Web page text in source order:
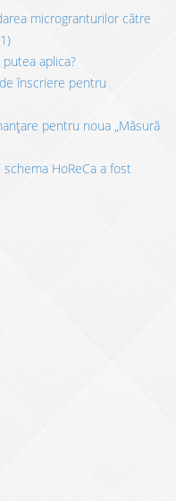
microgranturilor către
aplica?
înscriere pentru
pentru noua „Măsură
HoReCa a fost